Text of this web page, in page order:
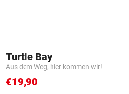
Turtle Bay
Aus dem Weg, hier kommen wir!
€19,90